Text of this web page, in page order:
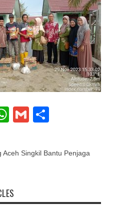
WhatsApp
Gmail
Aceh Singkil Bantu Penjaga